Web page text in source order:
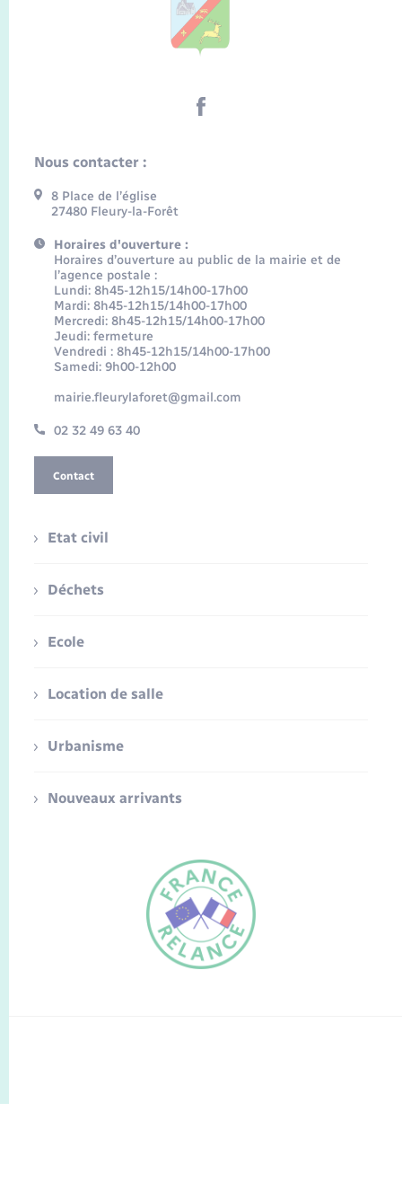
FR
Nous contacter :
8 Place de l’église
27480 Fleury-la-Forêt
Horaires d'ouverture :
Horaires d’ouverture au public de la mairie et de
l’agence postale :
Lundi: 8h45-12h15/14h00-17h00
Mardi: 8h45-12h15/14h00-17h00
Mercredi: 8h45-12h15/14h00-17h00
Jeudi: fermeture
Vendredi : 8h45-12h15/14h00-17h00
Samedi: 9h00-12h00
mairie.fleurylaforet@gmail.com
02 32 49 63 40
Contact
Etat civil
Déchets
Ecole
Location de salle
Urbanisme
Nouveaux arrivants